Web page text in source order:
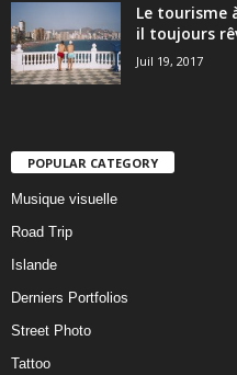
Le tourisme
il toujours
Juil 19, 2017
POPULAR CATEGORY
Musique visuelle
Road Trip
Islande
Derniers Portfolios
Street Photo
Tattoo